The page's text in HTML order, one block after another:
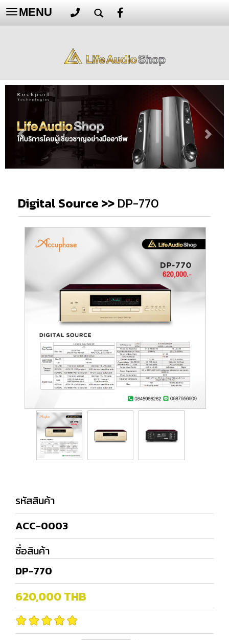
Toggle
navigation
MENU
Digital Source >> DP-770
รหัสสินค้า
ACC-0003
ชื่อสินค้า
DP-770
620,000THB